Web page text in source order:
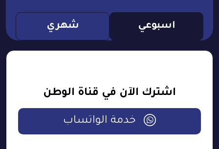
اسبوعي شهري
اشترك الآن في قناة الوطن
خدمة الواتساب